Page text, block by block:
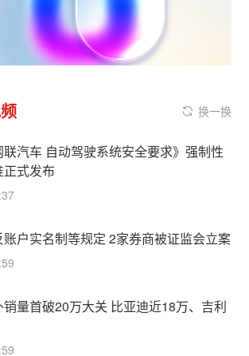
换一换
联汽车 自动驾驶系统安全要求》强制性
式发布
户实名制等规定 2家券商被证监会立案
量首破20万大关 比亚迪近18万、吉利